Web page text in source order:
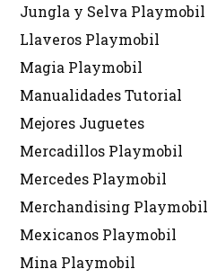
Jungla y Selva Playmobil
Llaveros Playmobil
Magia Playmobil
Manualidades Tutorial
Mejores Juguetes
Mercadillos Playmobil
Mercedes Playmobil
Merchandising Playmobil
Mexicanos Playmobil
Mina Playmobil